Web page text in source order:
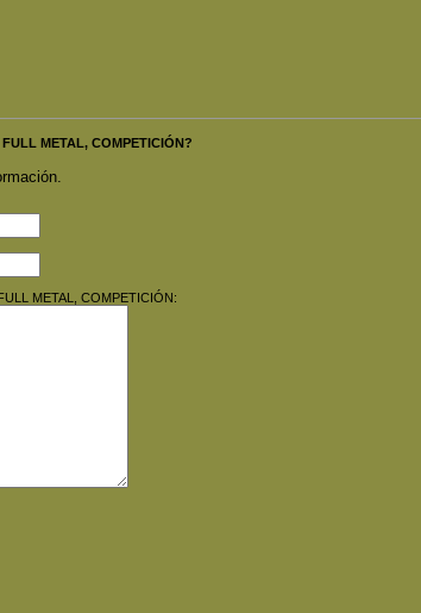
METAL, COMPETICIÓN?
METAL, COMPETICIÓN: